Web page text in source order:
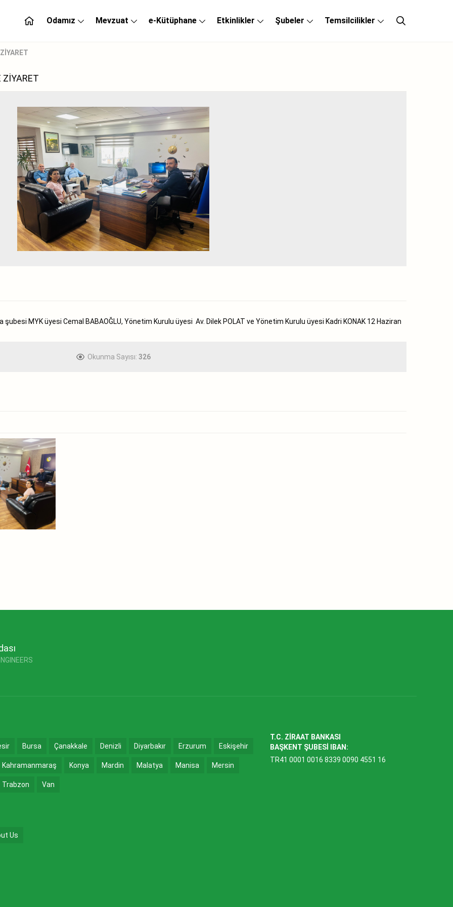
Odamız Mevzuat e-Kütüphane Etkinlikler Şubeler Temsilcilikler
ZİYARET
şubesi MYK üyesi Cemal BABAOĞLU, Yönetim Kurulu üyesi Av. Dilek POLAT ve Yönetim Kurulu üyesi Kadri KONAK 12 Haziran
Okunma Sayısı: 326
Bursa Çanakkale Denizli Diyarbakır Erzurum Eskişehir
Kahramanmaraş Konya Mardin Malatya Manisa Mersin
Trabzon Van
Us
T.C. ZİRAAT BANKASI
BAŞKENT ŞUBESİ IBAN:
TR41 0001 0016 8339 0090 4551 16